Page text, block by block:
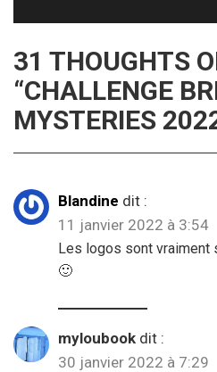
31 THOUGHTS
“CHALLENGE
MYSTERIES
Blandine dit :
11 janvier 2022 à 3:54
Les logos sont vraiment
🙂
myloubook dit :
30 janvier 2022 à 7:29